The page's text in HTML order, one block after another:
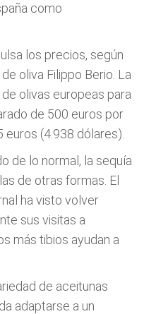
como
los precios, según
oliva Filippo Berio. La
olivas europeas para
de 500 euros por
(4.938 dólares).
de lo normal, la sequía
de otras formas. El
ha visto volver
sus visitas a
más tibios ayudan a
de aceitunas
adaptarse a un